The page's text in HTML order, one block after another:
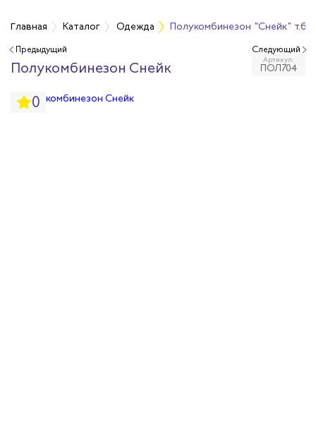
Главная Каталог Одежда Полукомбинезон "Снейк"
Предыдущий
Полукомбинезон Снейк Артикул:
ПОЛ704
0
Следующий